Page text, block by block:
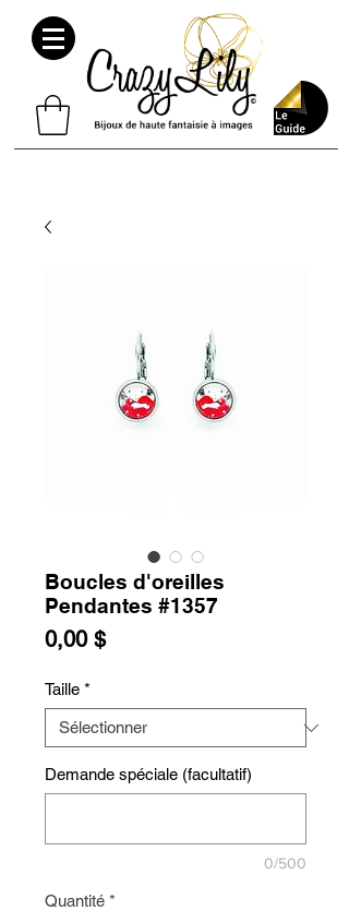
Boucles d'oreilles
Pendantes #1357
0,00 $Prix
Taille *
Demande spéciale (facultatif)
0/500
Quantité *